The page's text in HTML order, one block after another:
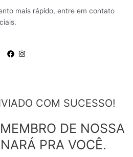
mais rápido, entre em contato
COM SUCESSO!
DE NOSSA
PRA VOCÊ.